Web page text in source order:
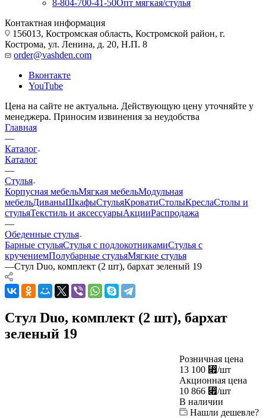
8-804-700-41-50Опт мягкая/стулья
Контактная информация
156013, Костромская область, Костромской район, г.
Кострома, ул. Ленина, д. 20, Н.П. 8
order@vashden.com
Вконтакте
YouTube
Цена на сайте не актуальна. Действующую цену уточняйте у
менеджера. Приносим извинения за неудобства
Главная
—
Каталог
Каталог
—
Стулья
Корпусная мебельМягкая мебельМодульная
мебельДиваныШкафыСтульяКроватиСтолыКреслаСтолы и
стульяТекстиль и аксессуарыАкцииРаспродажа
—
Обеденные стулья
Барные стульяСтулья с подлокотникамиСтулья с
кручениемПолубарные стульяМягкие стулья
—Стул Duo, комплект (2 шт), бархат зеленый 19
Стул Duo, комплект (2 шт), бархат
зеленый 19
Розничная цена
13 100 ⃏/шт
Акционная цена
10 866 ⃏/шт
В наличии
Нашли дешевле?